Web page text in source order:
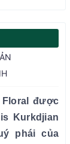
được
Kurkdjian
phái của